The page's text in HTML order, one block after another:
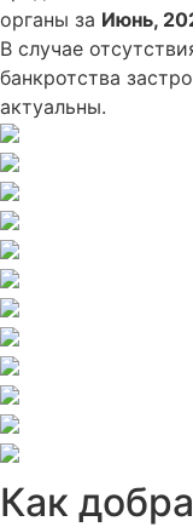
органы за Июнь,
В случае
банкротства
актуальны.
Как